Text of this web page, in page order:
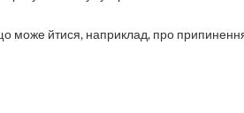
може йтися, наприклад, про